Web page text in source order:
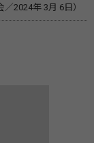
2024年 3月 6日）